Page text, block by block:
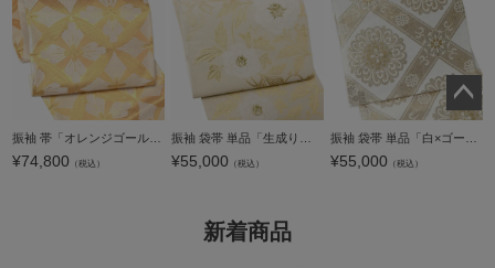
¥74,800 （税込） ¥55,000 （税込） ¥55,000 （税込）
新着商品
ペー
ジト